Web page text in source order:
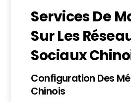
Services De
Sur Les
Sociaux
Configuration Des
Chinois